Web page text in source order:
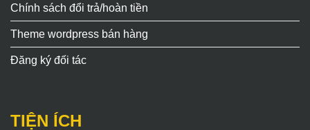
Chính sách đổi trả/hoàn tiền
Theme wordpress bán hàng
Đăng ký đối tác
TIỆN ÍCH